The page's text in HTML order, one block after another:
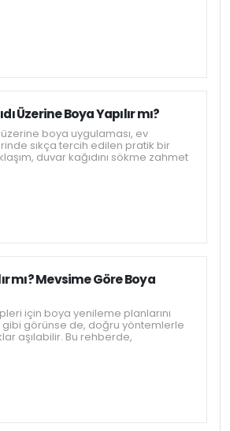
Üzerine Boya Yapılır mı?
üzerine boya uygulaması, ev
sıkça tercih edilen pratik bir
duvar kağıdını sökme zahmet
mı? Mevsime Göre Boya
için boya yenileme planlarını
görünse de, doğru yöntemlerle
aşılabilir. Bu rehberde,